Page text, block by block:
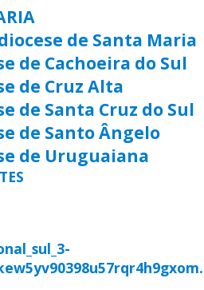
de Santa Maria
de Cachoeira do Sul
de Cruz Alta
de Santa Cruz do Sul
de Santo Ângelo
de Uruguaiana